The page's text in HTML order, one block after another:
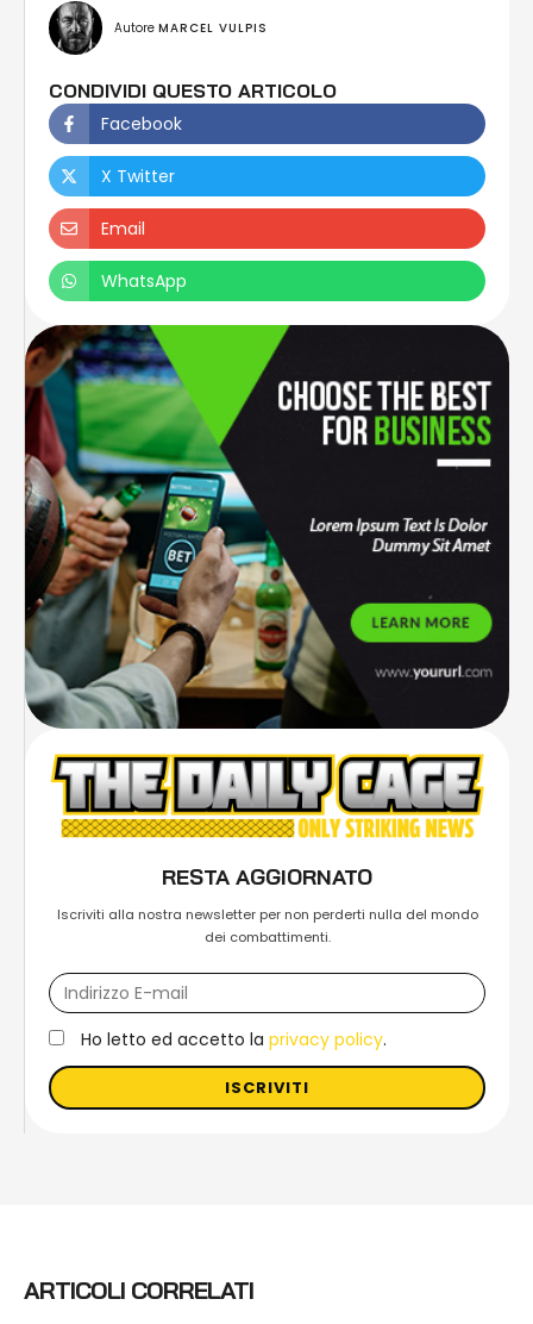
Autore MARCEL VULPIS
CONDIVIDI QUESTO ARTICOLO
Facebook
X Twitter
Email
WhatsApp
RESTA AGGIORNATO
Iscriviti alla nostra newsletter per non perderti nulla del mondo
dei combattimenti.
Ho letto ed accetto la privacy policy.
ISCRIVITI
ARTICOLI CORRELATI